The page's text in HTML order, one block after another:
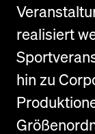
realisiert
hin zu